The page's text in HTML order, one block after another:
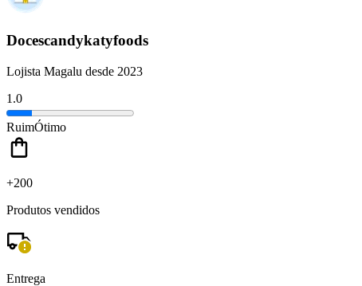
Docescandykatyfoods
Lojista Magalu desde 2023
1.0
RuimÓtimo
+200
Produtos vendidos
Entrega